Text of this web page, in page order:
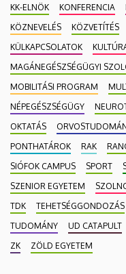
KK-ELNÖK
KONFERENCIA
KÖZNEVELÉS
KÖZVETÍTÉS
KÜLKAPCSOLATOK
MAGÁNEGÉSZSÉGÜGYI
MOBILITÁSI PROGRAM
NÉPEGÉSZSÉGÜGY
OKTATÁS
PONTHATÁROK
RAK
SIÓFOK CAMPUS
SPORT
SZENIOR EGYETEM
TDK
TEHETSÉGGONDOZÁS
TUDOMÁNY
UD CATAPULT
ZK
ZÖLD EGYETEM